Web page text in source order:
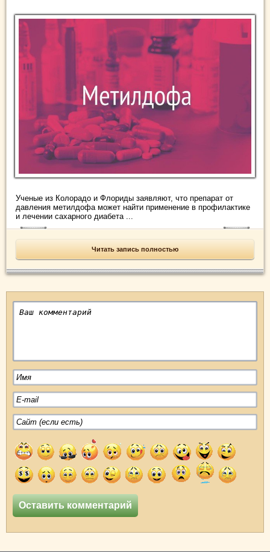
Ученые из Колорадо и Флориды заявляют, что препарат от
давления метилдофа может найти применение в профилактике
и лечении сахарного диабета ...
Читать запись полностью